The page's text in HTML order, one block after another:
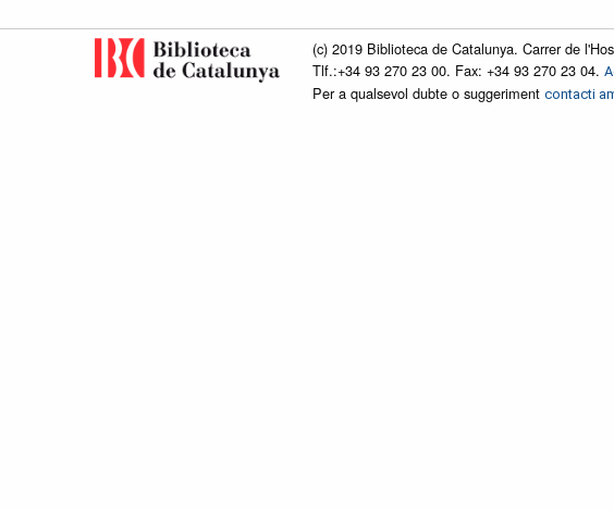
(c) 2019 Biblioteca de Catalunya. Carrer de
Tlf.:+34 93 270 23 00. Fax: +34 93 270 23 04.
Per a qualsevol dubte o suggeriment contacti